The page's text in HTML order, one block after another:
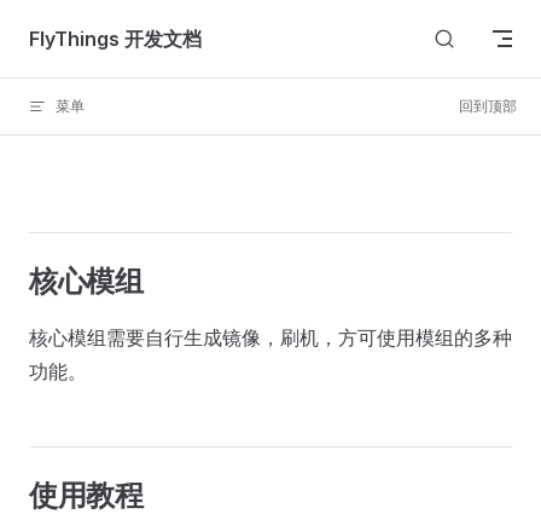
Skip to content
FlyThings 开发文档
菜单 回到顶部
核心模组
核心模组需要自行生成镜像，刷机，方可使用模组的多种
功能。
使用教程